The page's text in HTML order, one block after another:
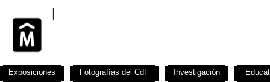
Exposiciones Fotografías del CdF Investigación